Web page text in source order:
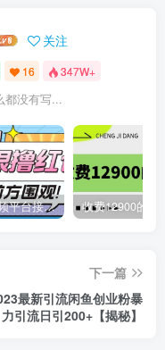
关注
16 347W+
都没有写...
最新某短视频平台接码看广告，无限撸1.3元项目【软件+详细操作教程】
下一篇
最新引流闲鱼创业粉暴
力引流日引200+【揭秘】